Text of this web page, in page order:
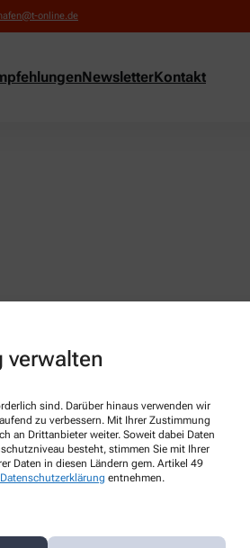
verwalten
sind. Darüber hinaus verwenden wir
zu verbessern. Mit Ihrer Zustimmung
an Drittanbieter weiter. Soweit dabei Daten
besteht, stimmen Sie mit Ihrer
Daten in diesen Ländern gem. Artikel 49
Datenschutzerklärung entnehmen.
online.de
NewsletterKontakt